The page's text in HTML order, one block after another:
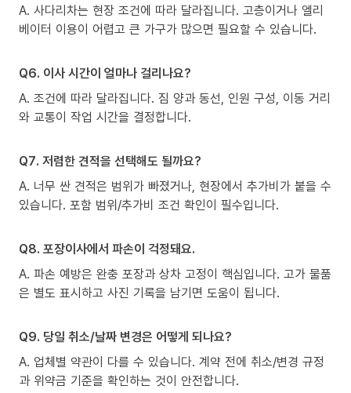
A. 사다리차는 현장 조건에 따라 달라집니다. 고층이거나 엘리
베이터 이용이 어렵고 큰 가구가 많으면 필요할 수 있습니다.
Q6. 이사 시간이 얼마나 걸리나요?
A. 조건에 따라 달라집니다. 짐 양과 동선, 인원 구성, 이동 거리
와 교통이 작업 시간을 결정합니다.
Q7. 저렴한 견적을 선택해도 될까요?
A. 너무 싼 견적은 범위가 빠졌거나, 현장에서 추가비가 붙을 수
있습니다. 포함 범위/추가비 조건 확인이 필수입니다.
Q8. 포장이사에서 파손이 걱정돼요.
A. 파손 예방은 완충 포장과 상차 고정이 핵심입니다. 고가 물품
은 별도 표시하고 사진 기록을 남기면 도움이 됩니다.
Q9. 당일 취소/날짜 변경은 어떻게 되나요?
A. 업체별 약관이 다를 수 있습니다. 계약 전에 취소/변경 규정
과 위약금 기준을 확인하는 것이 안전합니다.